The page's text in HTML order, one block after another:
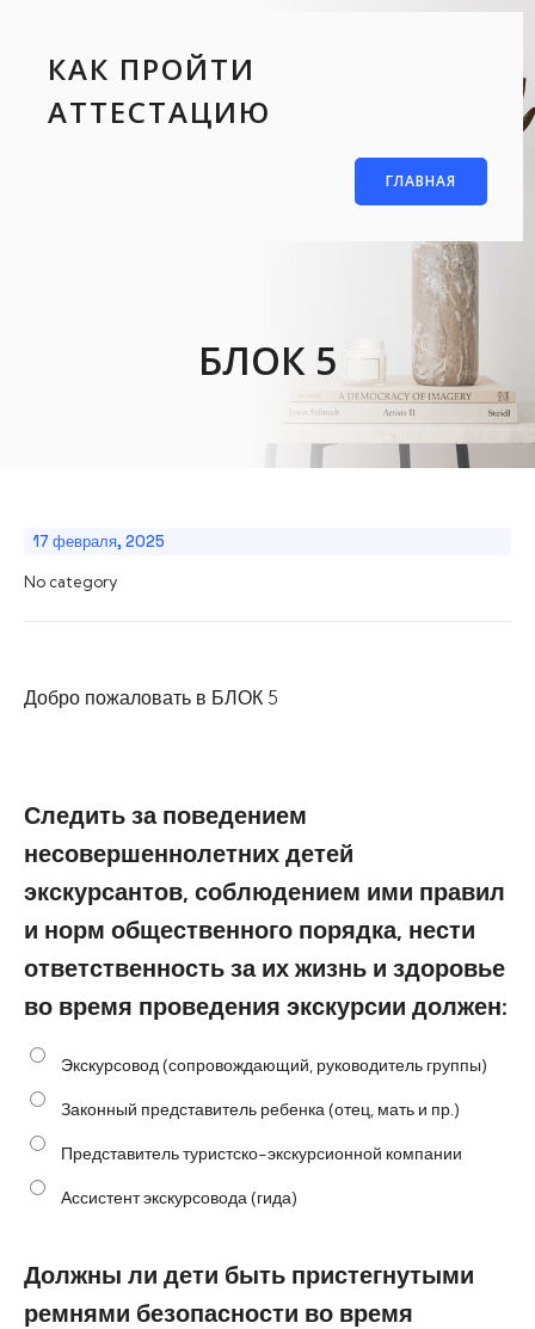
КАК ПРОЙТИ
АТТЕСТАЦИЮ
ГЛАВНАЯ
БЛОК 5
17 февраля, 2025
No category
Добро пожаловать в БЛОК 5
Следить за поведением
несовершеннолетних детей
экскурсантов, соблюдением ими правил
и норм общественного порядка, нести
ответственность за их жизнь и здоровье
во время проведения экскурсии должен:
Экскурсовод (сопровождающий, руководитель группы)
Законный представитель ребенка (отец, мать и пр.)
Представитель туристско-экскурсионной компании
Ассистент экскурсовода (гида)
Должны ли дети быть пристегнутыми
ремнями безопасности во время